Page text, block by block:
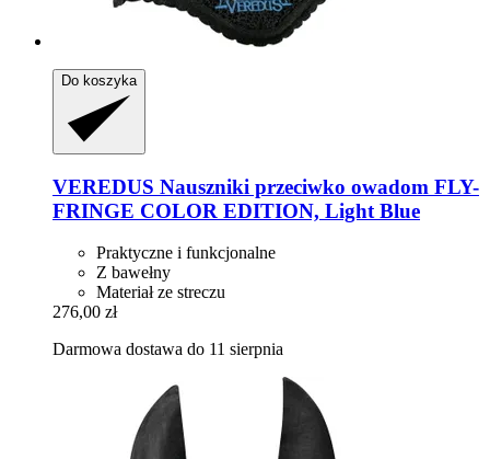
Do koszyka
VEREDUS Nauszniki przeciwko owadom FLY-​
FRINGE COLOR EDITION, Light Blue
Praktyczne i funkcjonalne
Z bawełny
Materiał ze streczu
276,00 zł
Darmowa dostawa do 11 sierpnia